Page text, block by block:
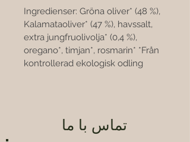
Ingredienser: Gröna oliver* (48 %),
Kalamataoliver* (47 %), havssalt,
extra jungfruolivolja* (0,4 %),
oregano*, timjan*, rosmarin* *Från
kontrollerad ekologisk odling
تماس با ما